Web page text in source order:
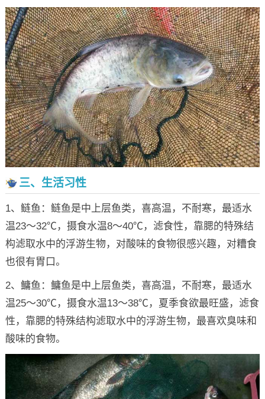
三、生活习性
1、鲢鱼：鲢鱼是中上层鱼类，喜高温，不耐寒，最适水
温23～32℃，摄食水温8～40℃，滤食性，靠腮的特殊结
构滤取水中的浮游生物，对酸味的食物很感兴趣，对糟食
也很有胃口。
2、鳙鱼：鳙鱼是中上层鱼类，喜高温，不耐寒，最适水
温25～30℃，摄食水温13～38℃，夏季食欲最旺盛，滤食
性，靠腮的特殊结构滤取水中的浮游生物，最喜欢臭味和
酸味的食物。